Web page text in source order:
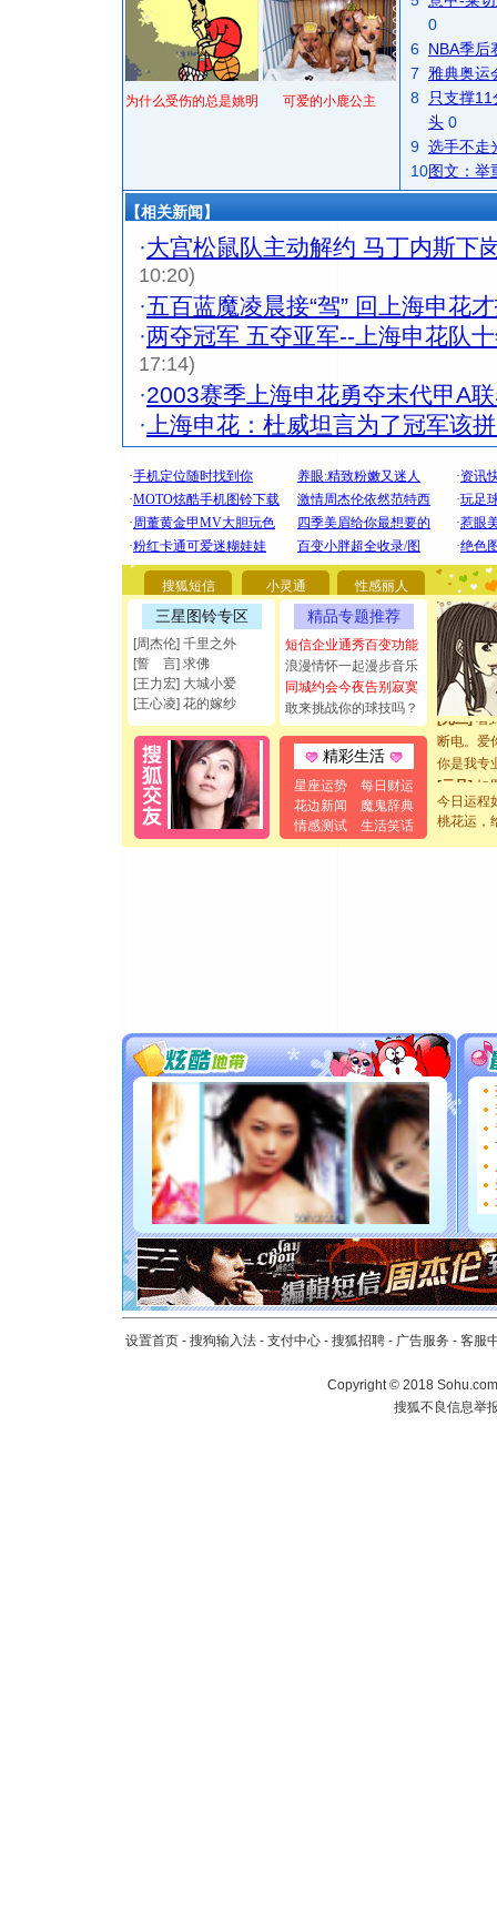
为什么受伤的总是姚明 可爱的小鹿公主
0
6 NBA季后
7
雅典奥运
8
只支撑
头 0
9 选手不走
10图文：举
【相关新闻】
·大宫松鼠队主动解约 马丁内斯下
10:20)
·五百蓝魔凌晨接“驾” 回上海申花
·两夺冠军 五夺亚军--上海申花队
17:14)
·2003赛季上海申花勇夺末代甲A
· 上海申花：杜威坦言为了冠军该
搜狐短信 小灵通 性感丽人
三星图铃专区
[周杰伦] 千里之外
[誓 言] 求佛
[王力宏] 大城小爱
[王心凌] 花的嫁纱
精品专题推荐
短信企业通秀百变功能
浪漫情怀一起漫步音乐
同城约会今夜告别寂寞
敢来挑战你的球技吗？
精彩生活
星座运势
每日财运
花边新闻
魔鬼辞典
情感测试
生活笑话
[圣诞节]
你太多
要平安！
[圣诞节]
能正大光
都要快乐
[圣诞节]
如意,快
[元旦]看
断电。爱
你是我专
[元旦] 如
起；二是
离。水晶
[元旦]当
[圣诞节]
你太多
要平安
[圣诞节]
能正大
都要快乐
[圣诞节]
如意,快
[元旦]
断电。爱
你是我专
[元旦]如
起；二是
离。水晶
泣，这痛
卖了。水
今日运程
桃花运，
设置首页 - 搜狗输入法 - 支付中心 - 搜狐招聘 - 广告服务 - 客服
Copyright©2018
搜狐不良信息举